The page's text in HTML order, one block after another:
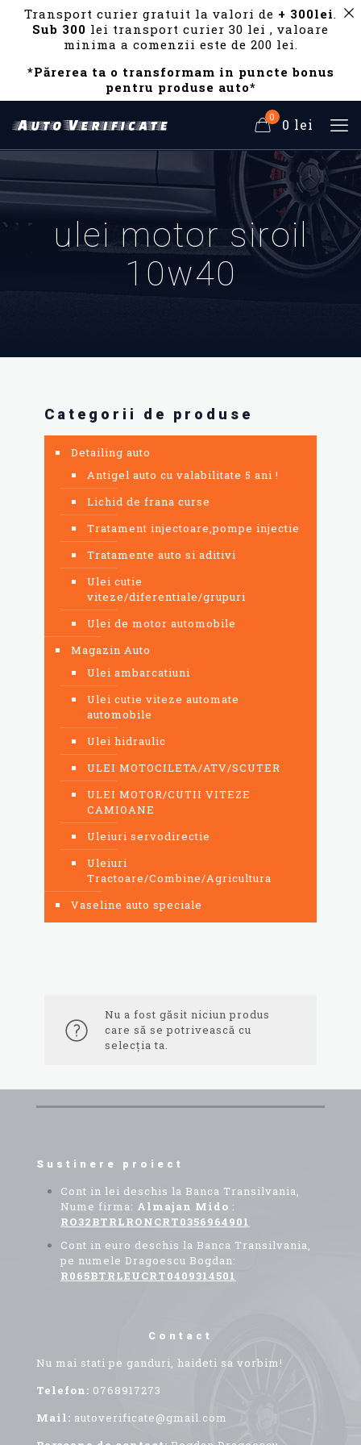
Transport curier gratuit la valori de + 300lei.
Sub 300 lei transport curier 30 lei , valoare
minima a comenzii este de 200 lei.
*Părerea ta o transformam in puncte bonus
pentru produse auto*
0 0 lei
ulei motor siroil
10w40
Categorii de produse
Detailing auto
Antigel auto cu valabilitate 5 ani !
Lichid de frana curse
Tratament injectoare,pompe injectie
Tratamente auto si aditivi
Ulei cutie
viteze/diferentiale/grupuri
Ulei de motor automobile
Magazin Auto
Ulei ambarcatiuni
Ulei cutie viteze automate
automobile
Ulei hidraulic
ULEI MOTOCILETA/ATV/SCUTER
ULEI MOTOR/CUTII VITEZE
CAMIOANE
Uleiuri servodirectie
Uleiuri
Tractoare/Combine/Agricultura
Vaseline auto speciale
Nu a fost găsit niciun produs
care să se potrivească cu
selecția ta.
Sustinere proiect
Cont in lei deschis la Banca Transilvania,
Nume firma: Almajan Mido :
RO32BTRLRONCRT0356964901
Cont in euro deschis la Banca Transilvania,
pe numele Dragoescu Bogdan:
R065BTRLEUCRT0409314501
Contact
Nu mai stati pe ganduri, haideti sa vorbim!
Telefon: 0768917273
Mail: autoverificate@gmail.com